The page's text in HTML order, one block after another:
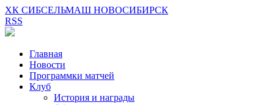
ХК СИБСЕЛЬМАШ НОВОСИБИРСК
RSS
Главная
Новости
Программки матчей
Клуб
История и награды